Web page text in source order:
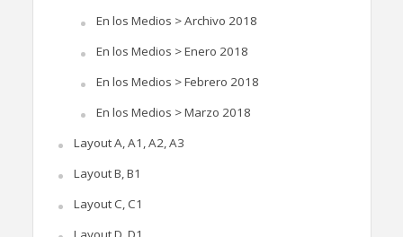
En los Medios > Archivo 2018
En los Medios > Enero 2018
En los Medios > Febrero 2018
En los Medios > Marzo 2018
Layout A, A1, A2, A3
Layout B, B1
Layout C, C1